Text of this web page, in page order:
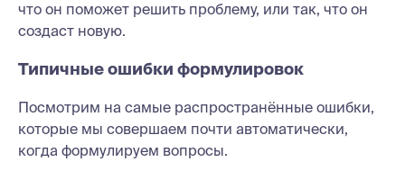
что он поможет решить проблему, или так, что он
создаст новую.
Типичные ошибки формулировок
Посмотрим на самые распространённые ошибки,
которые мы совершаем почти автоматически,
когда формулируем вопросы.